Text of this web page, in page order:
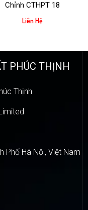
Chỉnh CTHPT 18
Liên Hệ
PHÚC THỊNH
Thịnh
Phố Hà Nội, Việt Nam